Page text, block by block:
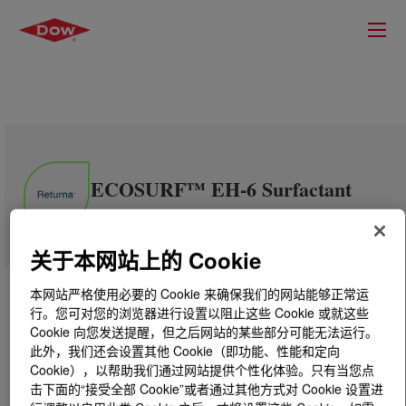
ECOSURF™ EH-6 Surfactant
关于本网站上的 Cookie
本网站严格使用必要的 Cookie 来确保我们的网站能够正常运
行。您可对您的浏览器进行设置以阻止这些 Cookie 或就这些
Cookie 向您发送提醒，但之后网站的某些部分可能无法运行。
此外，我们还会设置其他 Cookie（即功能、性能和定向
Cookie），以帮助我们通过网站提供个性化体验。只有当您点
击下面的“接受全部 Cookie”或者通过其他方式对 Cookie 设置进